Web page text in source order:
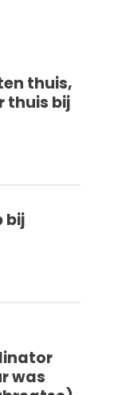
thuis,
thuis bij
bij
was